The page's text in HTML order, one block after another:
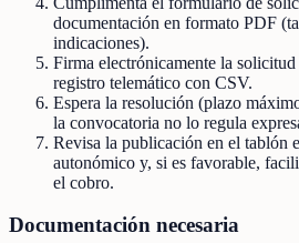
documentación en formato PDF
indicaciones).
Firma electrónicamente la
registro telemático con CSV.
Espera la resolución (plazo
la convocatoria no lo regula
Revisa la publicación en el tablón
autonómico y, si es favorable,
el cobro.
Documentación necesaria